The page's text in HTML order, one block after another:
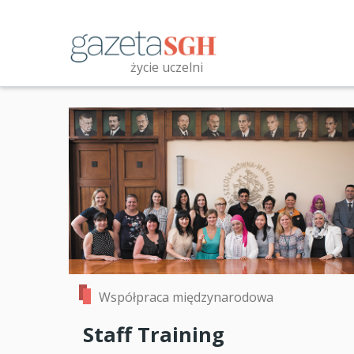
życie uczelni
Przeszukaj witrynę
Współpraca międzynarodowa
Staff Training